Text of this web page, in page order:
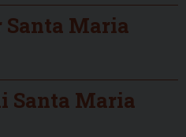
Santa Maria
Santa Maria